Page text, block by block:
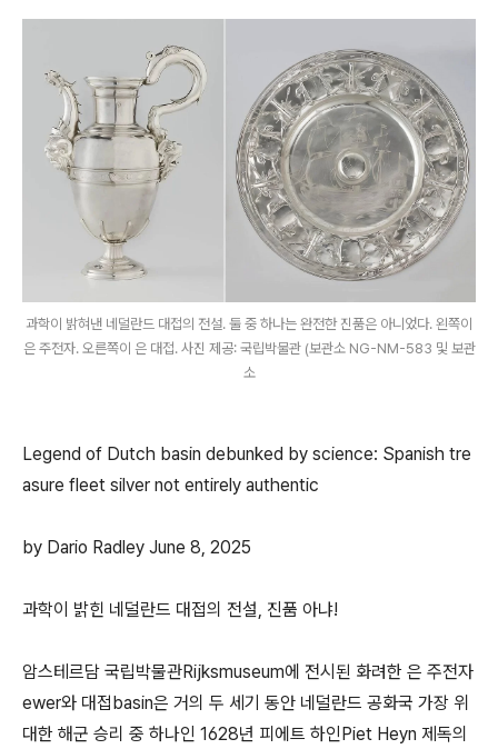
과학이 밝혀낸 네덜란드 대접의 전설. 둘 중 하나는 완전한 진품은 아니었다. 왼쪽이
은 주전자. 오른쪽이 은 대접. 사진 제공: 국립박물관 (보관소 NG-NM-583 및 보관
소
Legend of Dutch basin debunked by science: Spanish tre
asure fleet silver not entirely authentic
by Dario Radley June 8, 2025
과학이 밝힌 네덜란드 대접의 전설, 진품 아냐!
암스테르담 국립박물관Rijksmuseum에 전시된 화려한 은 주전자
ewer와 대접basin은 거의 두 세기 동안 네덜란드 공화국 가장 위
대한 해군 승리 중 하나인 1628년 피에트 하인Piet Heyn 제독의